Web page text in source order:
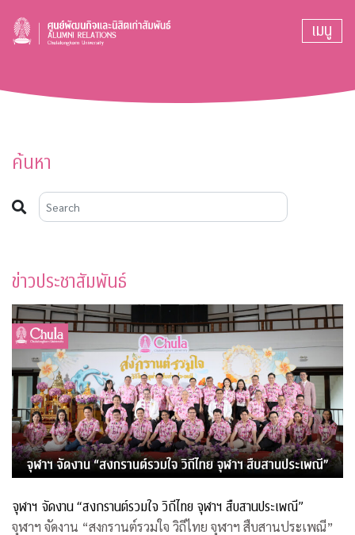
เมนู
ค้นหา
ข่าวประชาสัมพันธ์
จุฬาฯ จัดงาน “สงกรานต์รวมใจ วิถีไทย จุฬาฯ สืบสานประเพณี”
จุฬาฯ จัดงาน “สงกรานต์รวมใจ วิถีไทย จุฬาฯ สืบสานประเพณี”